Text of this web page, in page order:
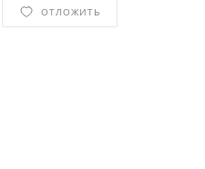
ОТЛОЖИТЬ